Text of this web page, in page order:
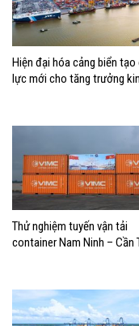
Hiện đại hóa cảng biển tạo
lực mới cho tăng trưởng
Thử nghiệm tuyến vận tải
container Nam Ninh – Cần